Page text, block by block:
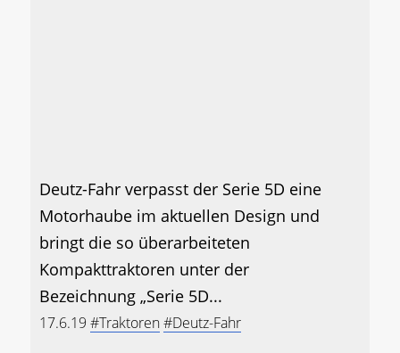
Deutz-Fahr verpasst der Serie 5D eine
Motorhaube im aktuellen Design und
bringt die so überarbeiteten
Kompakttraktoren unter der
Bezeichnung „Serie 5D...
17.6.19 #Traktoren#Deutz-Fahr